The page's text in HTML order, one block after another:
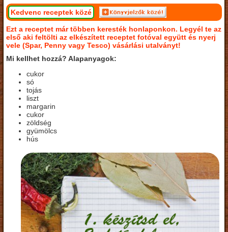
Kedvenc receptek közé
Ezt a receptet már többen keresték honlaponkon. Legyél te az
első aki feltölti az elkészített receptet fotóval együtt és nyerj
vele (Spar, Penny vagy Tesco) vásárlási utalványt!
Mi kellhet hozzá? Alapanyagok:
cukor
só
tojás
liszt
margarin
cukor
zöldség
gyümölcs
hús